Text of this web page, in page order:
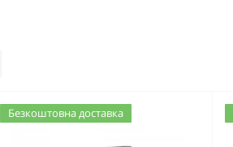
Безкоштовна доставка